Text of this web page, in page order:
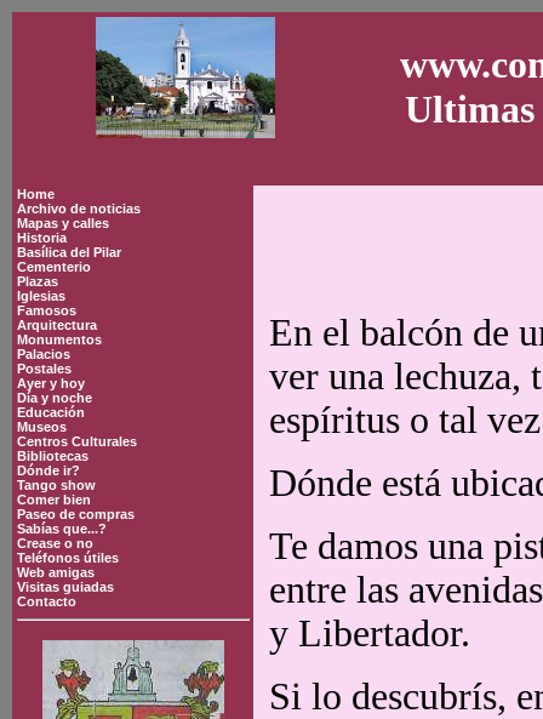
Ultimas
Home
Archivo de noticias
Mapas y calles
Historia
Basílica del Pilar
Cementerio
Plazas
Iglesias
Famosos
Arquitectura
Monumentos
Palacios
Postales
Ayer y hoy
Día y noche
Educación
Museos
Centros Culturales
Bibliotecas
Dónde ir?
Tango show
Comer bien
Paseo de compras
Sabías que...?
Crease o no
Teléfonos útiles
Web amigas
Visitas guiadas
Contacto
En el balcón de
ver una lechuza,
espíritus o tal
Dónde está
Te damos una
entre las
y Libertador.
Si lo descubrís,